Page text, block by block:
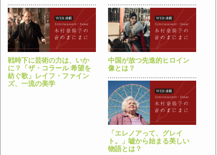
戦時下に芸術の力は、いか
に？「ザ・コラール 希望を
紡ぐ歌」レイフ・ファイン
ズ、一流の美学
中国が放つ先進的ヒロイン
像とは？
「エレノアって、グレイ
ト。」嘘から始まる美しい
物語とは？